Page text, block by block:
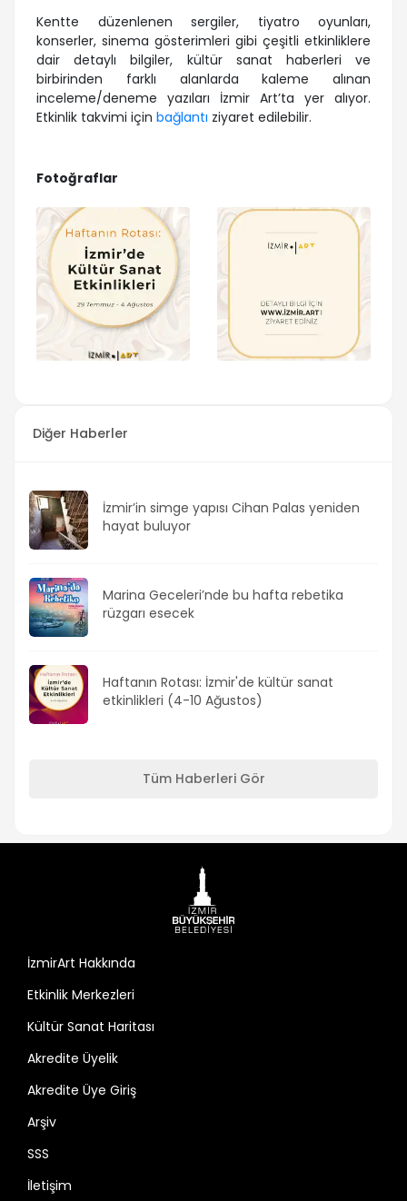
Kentte düzenlenen sergiler, tiyatro oyunları,
konserler, sinema gösterimleri gibi çeşitli etkinliklere
dair detaylı bilgiler, kültür sanat haberleri ve
birbirinden farklı alanlarda kaleme alınan
inceleme/deneme yazıları İzmir Art’ta yer alıyor.
Etkinlik takvimi için bağlantı ziyaret edilebilir.
Fotoğraflar
Diğer Haberler
İzmir’in simge yapısı Cihan Palas yeniden
hayat buluyor
Marina Geceleri’nde bu hafta rebetika
rüzgarı esecek
Haftanın Rotası: İzmir'de kültür sanat
etkinlikleri (4-10 Ağustos)
Tüm Haberleri Gör
İzmirArt Hakkında
Etkinlik Merkezleri
Kültür Sanat Haritası
Akredite Üyelik
Akredite Üye Giriş
Arşiv
SSS
İletişim